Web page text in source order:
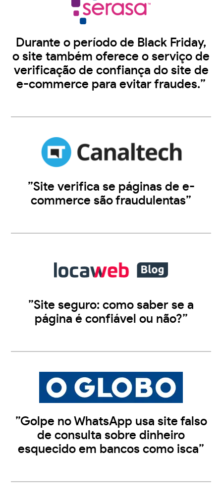
Durante o período de Black Friday,
o site também oferece o serviço de
verificação de confiança do site de
e-commerce para evitar fraudes.”
”Site verifica se páginas de e-
commerce são fraudulentas”
”Site seguro: como saber se a
página é confiável ou não?”
”Golpe no WhatsApp usa site falso
de consulta sobre dinheiro
esquecido em bancos como isca”